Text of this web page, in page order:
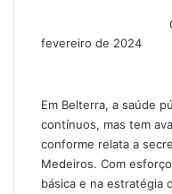
fevereiro de 2024
Em Belterra, a saúde
contínuos, mas tem
conforme relata a
Medeiros. Com
básica e na estratégia